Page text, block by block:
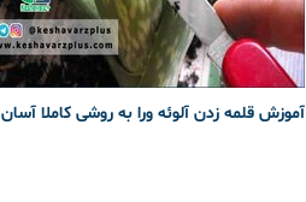
آموزش قلمه زدن آلوئه ورا به روشی کاملا آسان